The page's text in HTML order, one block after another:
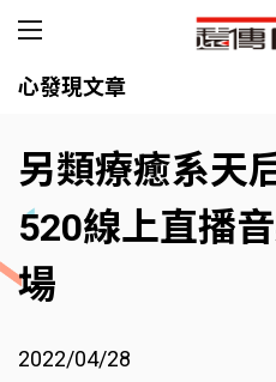
心發現文章
另類療癒系天
520線上直播
場
2022/04/28